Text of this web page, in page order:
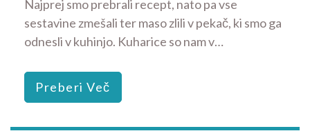
Najprej smo prebrali recept, nato pa vse
sestavine zmešali ter maso zlili v pekač, ki smo ga
odnesli v kuhinjo. Kuharice so nam v…
Preberi Več